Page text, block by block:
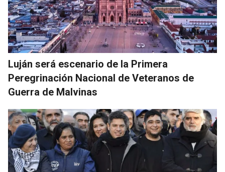
Luján será escenario de la Primera
Peregrinación Nacional de Veteranos de
Guerra de Malvinas